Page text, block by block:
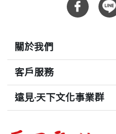
關於我們
客戶服務
遠見‧天下文化事業群